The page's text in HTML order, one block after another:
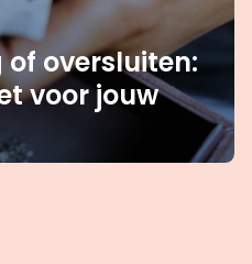
oversluiten:
voor jouw